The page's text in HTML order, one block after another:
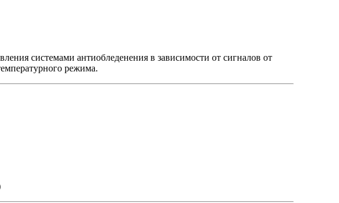
системами антиобледенения в зависимости от сигналов от
режима.